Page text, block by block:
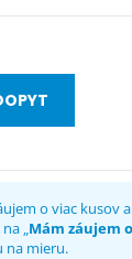
o viac kusov
„Mám záujem
na mieru.